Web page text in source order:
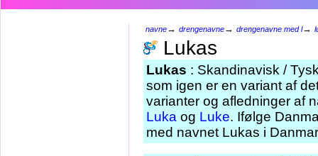
navne→ drengenavne→ drengenavne med l→
Lukas
Lukas : Skandinavisk /
som igen er en variant af
varianter og afledninger af
Luka og Luke. Ifølge
med navnet Lukas i